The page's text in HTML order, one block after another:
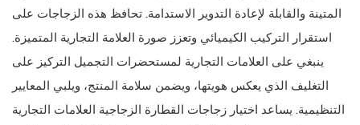
المتينة والقابلة لإعادة التدوير الاستدامة. تحافظ هذه الزجاجات على
استقرار التركيب الكيميائي وتعزز صورة العلامة التجارية المتميزة.
ينبغي على العلامات التجارية لمستحضرات التجميل التركيز على
التغليف الذي يعكس هويتها، ويضمن سلامة المنتج، ويلبي المعايير
التنظيمية. يساعد اختيار زجاجات القطارة الزجاجية العلامات التجارية